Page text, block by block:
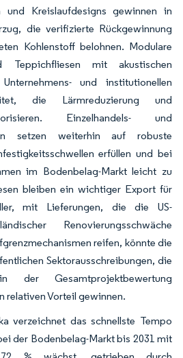
und Kreislaufdesigns gewinnen in
die verifizierte Rückgewinnung
Kohlenstoff belohnen. Modulare
Teppichfliesen mit akustischen
und institutionellen
die Lärmreduzierung und
Einzelhandels- und
setzen weiterhin auf robuste
erfüllen und bei
im Bodenbelag-Markt leicht zu
bleiben ein wichtiger Export für
mit Lieferungen, die die US-
Renovierungsschwäche
reifen, könnte die
Sektorausschreibungen, die
der Gesamtprojektbewertung
relativen Vorteil gewinnen.
verzeichnet das schnellste Tempo
der Bodenbelag-Markt bis 2031 mit